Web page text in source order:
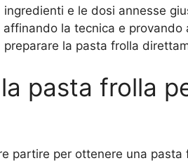
e le dosi annesse
la tecnica e provando
la pasta frolla
pasta frolla
partire per ottenere una